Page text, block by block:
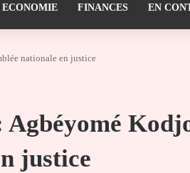
ECONOMIE FINANCES EN
nationale en justice
justice